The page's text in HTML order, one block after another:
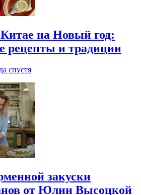
на Новый год:
рецепты и традиции
спустя
закуски
от Юлии Высоцкой